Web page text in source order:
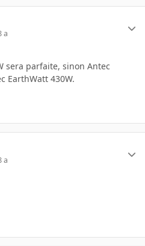
a
sera parfaite, sinon Antec
EarthWatt 430W.
a